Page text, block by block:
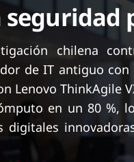
seguridad
chilena
de IT antiguo
Lenovo ThinkAgile
en un 80 %,
digitales